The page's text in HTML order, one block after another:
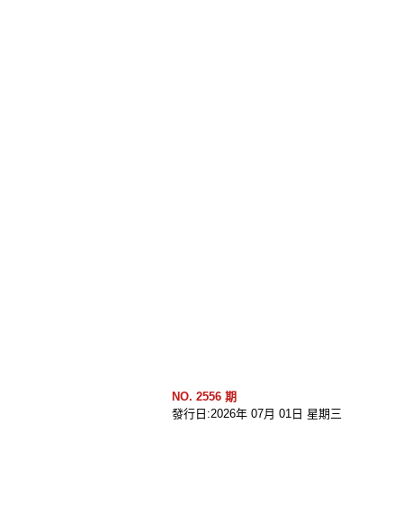
NO. 2556 期
發行日:2026年 07月 01日 星期三